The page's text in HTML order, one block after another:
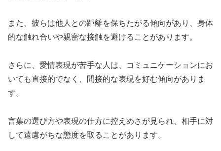
また、彼らは他人との距離を保ちたがる傾向があり、身体
的な触れ合いや親密な接触を避けることがあります。
さらに、愛情表現が苦手な人は、コミュニケーションにお
いても直接的でなく、間接的な表現を好む傾向がありま
す。
言葉の選び方や表現の仕方に控えめさが見られ、相手に対
して遠慮がちな態度を取ることがあります。